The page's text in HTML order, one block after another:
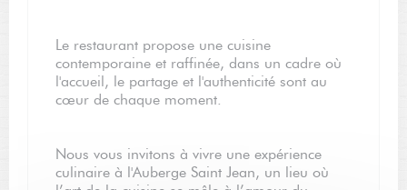
Le restaurant propose une cuisine
contemporaine et raffinée, dans un cadre où
l'accueil, le partage et l'authenticité sont au
cœur de chaque moment.
Nous vous invitons à vivre une expérience
culinaire à l'Auberge Saint Jean, un lieu où